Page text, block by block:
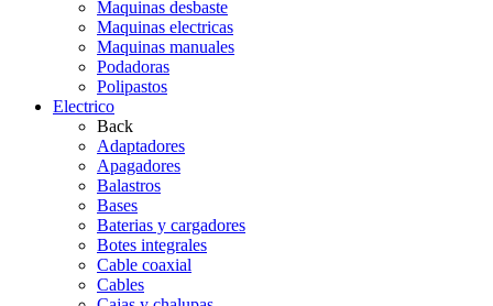
Maquinas desbaste
Maquinas electricas
Maquinas manuales
Podadoras
Polipastos
Electrico
Back
Adaptadores
Apagadores
Balastros
Bases
Baterias y cargadores
Botes integrales
Cable coaxial
Cables